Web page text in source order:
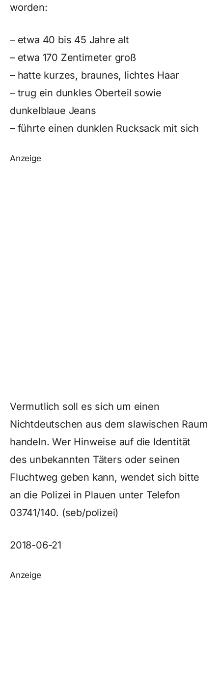
worden:
– etwa 40 bis 45 Jahre alt
– etwa 170 Zentimeter groß
– hatte kurzes, braunes, lichtes Haar
– trug ein dunkles Oberteil sowie
dunkelblaue Jeans
– führte einen dunklen Rucksack mit sich
Anzeige
Vermutlich soll es sich um einen
Nichtdeutschen aus dem slawischen Raum
handeln. Wer Hinweise auf die Identität
des unbekannten Täters oder seinen
Fluchtweg geben kann, wendet sich bitte
an die Polizei in Plauen unter Telefon
03741/140. (seb/polizei)
2018-06-21
Anzeige